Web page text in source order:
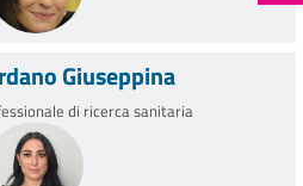
Giuseppina
di ricerca sanitaria